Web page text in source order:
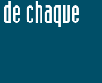
chaque